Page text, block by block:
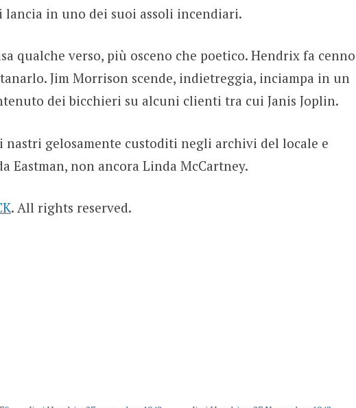
lancia in uno dei suoi assoli incendiari.
qualche verso, più osceno che poetico. Hendrix fa cenno
Jim Morrison scende, indietreggia, inciampa in un
dei bicchieri su alcuni clienti tra cui Janis Joplin.
nastri gelosamente custoditi negli archivi del locale e
Eastman, non ancora Linda McCartney.
. All rights reserved.